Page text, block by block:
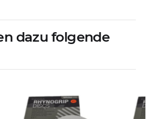
dazu folgende